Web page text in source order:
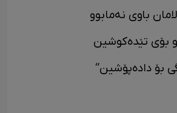
باوی نەمابوو
بۆی تێدەکوشین
بۆ دادەپۆشین“